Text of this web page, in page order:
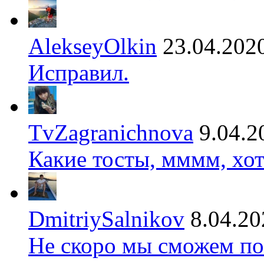
AlekseyOlkin
Исправил.
TvZagranichnova
Какие тосты, мммм,
DmitriySalnikov
Не скоро мы сможем